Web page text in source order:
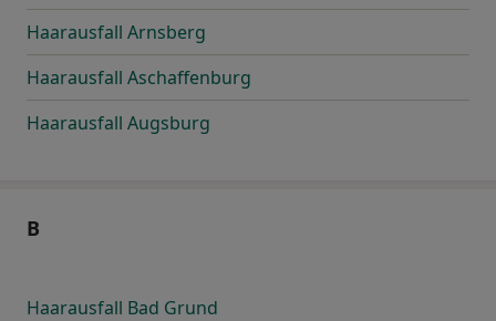
Haarausfall Arnsberg
Haarausfall Aschaffenburg
Haarausfall Augsburg
B
Haarausfall Bad Grund